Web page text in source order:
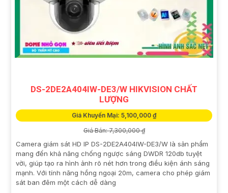
DS-2DE2A404IW-DE3/W HIKVISION CHẤT
LƯỢNG
Giá Khuyến Mại: 5,100,000 ₫
Giá Bán: 7,300,000 ₫
Camera giám sát HD IP DS-2DE2A404IW-DE3/W là sản phẩm
mang đến khả năng chống ngược sáng DWDR 120db tuyệt
vời, giúp tạo ra hình ảnh rõ nét hơn trong điều kiện ánh sáng
mạnh. Với tính năng hồng ngoại 20m, camera cho phép giám
sát ban đêm một cách dễ dàng